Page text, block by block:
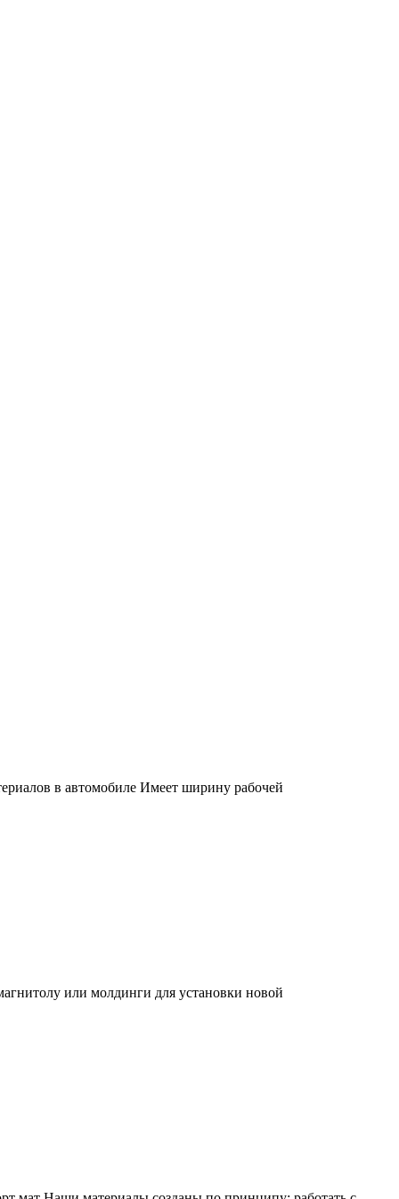
в автомобиле Имеет ширину рабочей
или молдинги для установки новой